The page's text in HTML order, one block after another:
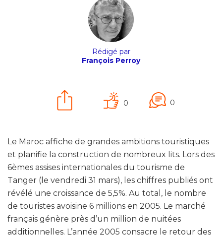
Rédigé par
François Perroy
0 0
Le Maroc affiche de grandes ambitions touristiques
et planifie la construction de nombreux lits. Lors des
6èmes assises internationales du tourisme de
Tanger (le vendredi 31 mars), les chiffres publiés ont
révélé une croissance de 5,5%. Au total, le nombre
de touristes avoisine 6 millions en 2005. Le marché
français génère près d’un million de nuitées
additionnelles. L’année 2005 consacre le retour des